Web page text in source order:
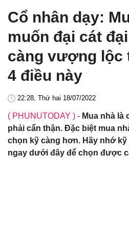
Cổ nhân dạy:
muốn đại cát
càng vượng lộc
4 điều này
22:28, Thứ hai 18/07/2022
( PHUNUTODAY ) - Mua nhà là
phải cẩn thận. Đặc biệt mua
chọn kỹ càng hơn. Hãy nhớ
ngay dưới đây để chọn được